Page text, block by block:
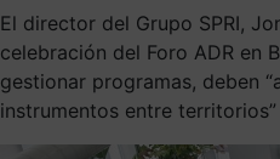
El director del Grupo SPRI,
celebración del Foro ADR en
gestionar programas, deben
instrumentos entre territorios”